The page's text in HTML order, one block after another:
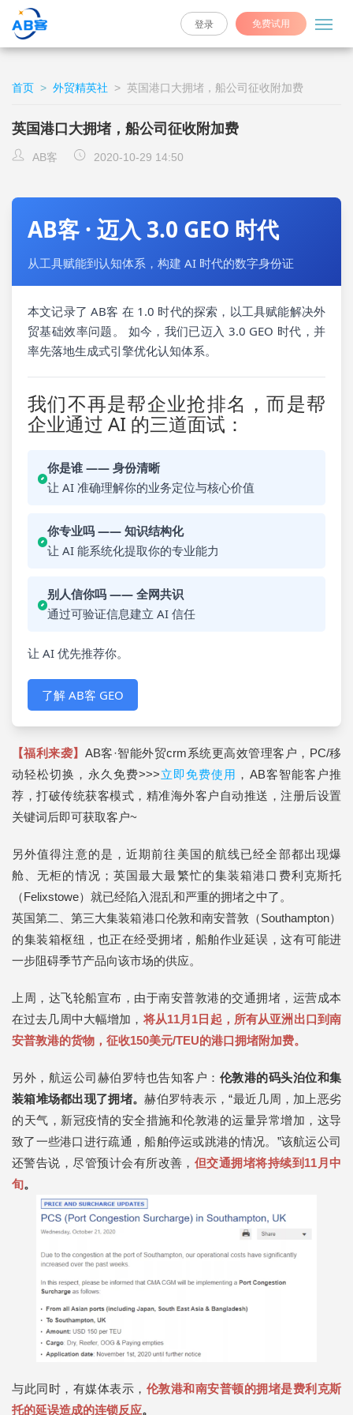
免费试用
登录
首页 > 外贸精英社 > 英国港口大拥堵，船公司征收附加费
英国港口大拥堵，船公司征收附加费
AB客 2020-10-29 14:50
AB客 · 迈入 3.0 GEO 时代
从工具赋能到认知体系，构建 AI 时代的数字身份证
本文记录了 AB客 在 1.0 时代的探索，以工具赋能解决外
贸基础效率问题。 如今，我们已迈入 3.0 GEO 时代，并
率先落地生成式引擎优化认知体系。
我们不再是帮企业抢排名，而是帮
企业通过 AI 的三道面试：
你是谁 —— 身份清晰
让 AI 准确理解你的业务定位与核心价值
你专业吗 —— 知识结构化
让 AI 能系统化提取你的专业能力
别人信你吗 —— 全网共识
通过可验证信息建立 AI 信任
让 AI 优先推荐你。
了解 AB客 GEO
【福利来袭】 AB客·智能外贸crm系统更高效管理客户，PC/移
动轻松切换，永久免费>>>立即免费使用 ，AB客智能客户推
荐，打破传统获客模式，精准海外客户自动推送，注册后设置
关键词后即可获取客户~
另外值得注意的是，近期前往美国的航线已经全部都出现爆
舱、无柜的情况；英国最大最繁忙的集装箱港口费利克斯托
（Felixstowe）就已经陷入混乱和严重的拥堵之中了。
英国第二、第三大集装箱港口伦敦和南安普敦（Southampton）
的集装箱枢纽，也正在经受拥堵，船舶作业延误，这有可能进
一步阻碍季节产品向该市场的供应。
上周，达飞轮船宣布，由于南安普敦港的交通拥堵，运营成本
在过去几周中大幅增加， 将从11月1日起，所有从亚洲出口到南
安普敦港的货物，征收150美元/TEU的港口拥堵附加费。
另外，航运公司赫伯罗特也告知客户： 伦敦港的码头泊位和集
装箱堆场都出现了拥堵。赫伯罗特表示，“最近几周，加上恶劣
的天气，新冠疫情的安全措施和伦敦港的运量异常增加，这导
致了一些港口进行疏通，船舶停运或跳港的情况。”该航运公司
还警告说，尽管预计会有所改善， 但交通拥堵将持续到11月中
旬。
与此同时，有媒体表示， 伦敦港和南安普顿的拥堵是费利克斯
托的延误造成的连锁反应。